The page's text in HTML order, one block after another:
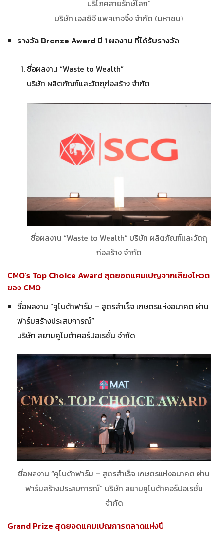
บริโภคสายรักษ์โลก”
บริษัท เอสซีจี แพคเกจจิ้ง จำกัด (มหาชน)
รางวัล Bronze Award มี 1 ผลงาน ที่ได้รับรางวัล
ชื่อผลงาน “Waste to Wealth”
บริษัท ผลิตภัณฑ์และวัตถุก่อสร้าง จำกัด
ชื่อผลงาน “Waste to Wealth” บริษัท ผลิตภัณฑ์และวัตถุ
ก่อสร้าง จำกัด
CMO’s Top Choice Award สุดยอดแคมเปญจากเสียงโหวต
ของ CMO
ชื่อผลงาน “คูโบต้าฟาร์ม – สูตรสำเร็จ เกษตรแห่งอนาคต ผ่าน
ฟาร์มสร้างประสบการณ์”
บริษัท สยามคูโบต้าคอร์ปอเรชั่น จำกัด
ชื่อผลงาน “คูโบต้าฟาร์ม – สูตรสำเร็จ เกษตรแห่งอนาคต ผ่าน
ฟาร์มสร้างประสบการณ์” บริษัท สยามคูโบต้าคอร์ปอเรชั่น
จำกัด
Grand Prize สุดยอดแคมเปญการตลาดแห่งปี